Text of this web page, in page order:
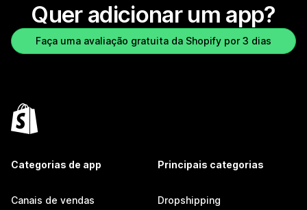
Quer adicionar um app?
Faça uma avaliação gratuita da Shopify por 3 dias
Categorias de app
Canais de vendas
Principais categorias
Dropshipping